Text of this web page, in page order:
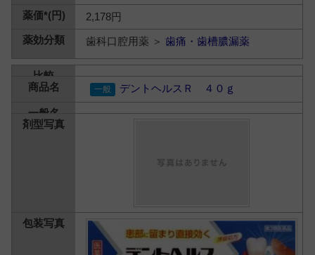
2,178円
歯科口腔用薬 ＞歯痛・歯槽膿漏薬
デントヘルスＲ ４０ｇ